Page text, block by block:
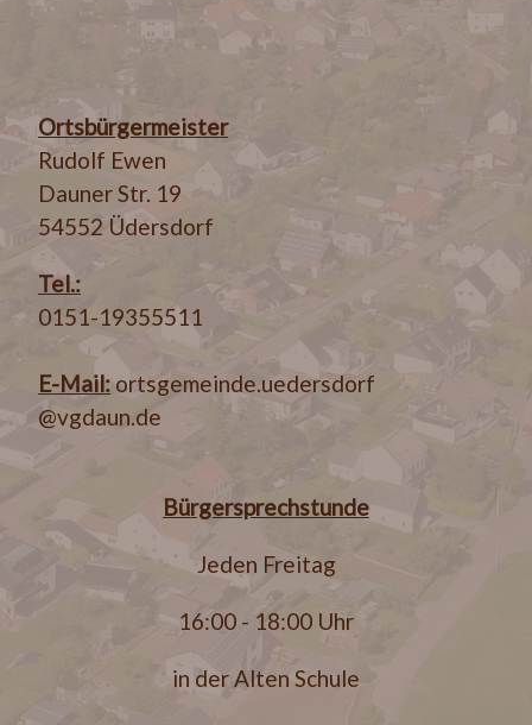
Ortsbürgermeister
Rudolf Ewen
Dauner Str. 19
54552 Üdersdorf
Tel.:
0151-19355511
E-Mail: ortsgemeinde.uedersdorf
@vgdaun.de
Bürgersprechstunde
Jeden Freitag
16:00 - 18:00 Uhr
in der Alten Schule